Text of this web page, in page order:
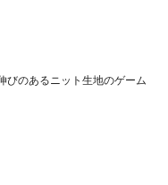
びのあるニット生地のゲーム